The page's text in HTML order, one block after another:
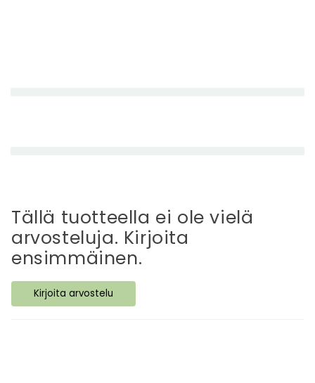
t
ä
v
ä
s
i
Tällä tuotteella ei ole vielä
arvosteluja. Kirjoita
ensimmäinen.
Kirjoita arvostelu